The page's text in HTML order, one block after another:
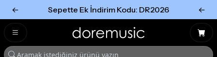
← Sepette Ek İndirim Kodu: DR2026 ←
Tümünü Gör
Tümünü gör